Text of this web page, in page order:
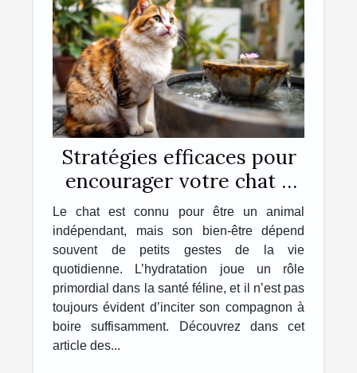
Stratégies efficaces pour
encourager votre chat à
s'hydrater davantage
Le chat est connu pour être un animal
indépendant, mais son bien-être dépend
souvent de petits gestes de la vie
quotidienne. L’hydratation joue un rôle
primordial dans la santé féline, et il n’est pas
toujours évident d’inciter son compagnon à
boire suffisamment. Découvrez dans cet
article des...